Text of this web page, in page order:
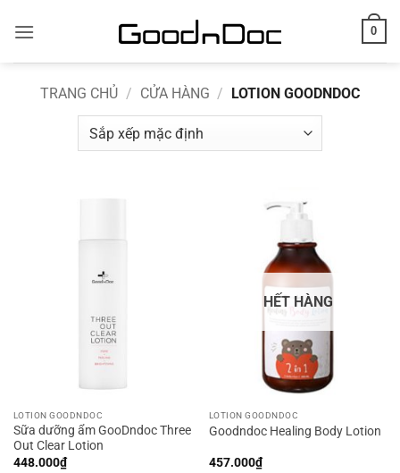
0
TRANG CHỦ / CỬA HÀNG / LOTION GOODNDOC
LOTION GOODNDOC
Sữa dưỡng ẩm GooDndoc Three
Out Clear Lotion
448.000₫
HẾT HÀNG
LOTION GOODNDOC
Goodndoc Healing Body Lotion
457.000₫